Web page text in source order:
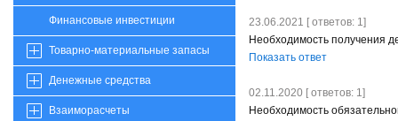
Финансовые инвестиции
Товарно-материальные запасы
Денежные средства
Взаиморасчеты
23.06.2021 [ ответов: 1]
Необходимость получения
Показать ответ
02.11.2020 [ ответов: 1]
Необходимость